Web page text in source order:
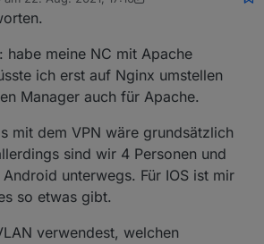
von wendy2702
: habe meine NC mit Apache
ich erst auf Nginx umstellen
Manager auch für Apache.
mit dem VPN wäre grundsätzlich
sind wir 4 Personen und
unterwegs. Für IOS ist mir
so etwas gibt.
verwendest, welchen